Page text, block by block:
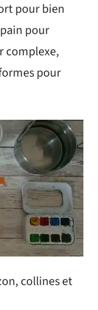
pour bien
pour
complexe,
pour
collines et